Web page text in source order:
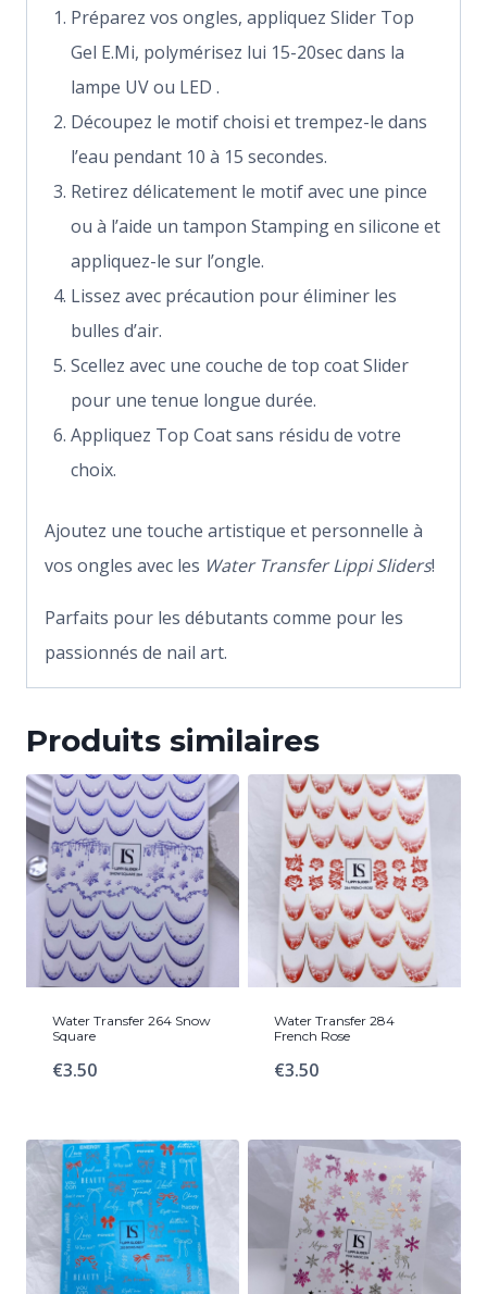
Préparez vos ongles, appliquez Slider Top
Gel E.Mi, polymérisez lui 15-20sec dans la
lampe UV ou LED .
Découpez le motif choisi et trempez-le dans
l’eau pendant 10 à 15 secondes.
Retirez délicatement le motif avec une pince
ou à l’aide un tampon Stamping en silicone et
appliquez-le sur l’ongle.
Lissez avec précaution pour éliminer les
bulles d’air.
Scellez avec une couche de top coat Slider
pour une tenue longue durée.
Appliquez Top Coat sans résidu de votre
choix.
Ajoutez une touche artistique et personnelle à
vos ongles avec les Water Transfer Lippi Sliders!
Parfaits pour les débutants comme pour les
passionnés de nail art.
Produits similaires
Water Transfer 264 Snow
Square
€3.50
Water Transfer 284
French Rose
€3.50